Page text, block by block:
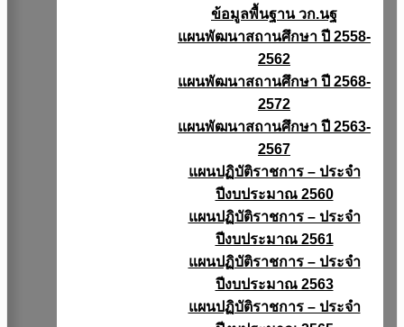
ข้อมูลพื้นฐาน วก.นฐ
แผนพัฒนาสถานศึกษา ปี 2558-
2562
แผนพัฒนาสถานศึกษา ปี 2568-
2572
แผนพัฒนาสถานศึกษา ปี 2563-
2567
แผนปฏิบัติราชการ – ประจำ
ปีงบประมาณ 2560
แผนปฏิบัติราชการ – ประจำ
ปีงบประมาณ 2561
แผนปฏิบัติราชการ – ประจำ
ปีงบประมาณ 2563
แผนปฏิบัติราชการ – ประจำ